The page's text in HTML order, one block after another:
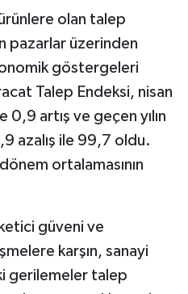
olan talep
pazarlar üzerinden
göstergeleri
Talep Endeksi, nisan
0,9 artış ve geçen yılın
azalış ile 99,7 oldu.
ortalamasının
güveni ve
karşın, sanayi
gerilemeler talep